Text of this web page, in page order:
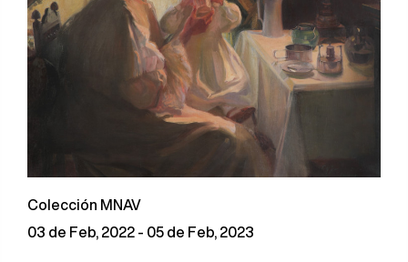
Colección MNAV
03 de Feb, 2022 - 05 de Feb, 2023